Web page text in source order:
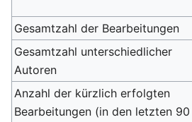
Gesamtzahl der Bearbeitungen
Gesamtzahl unterschiedlicher
Autoren
Anzahl der kürzlich erfolgten
Bearbeitungen (in den letzten 90